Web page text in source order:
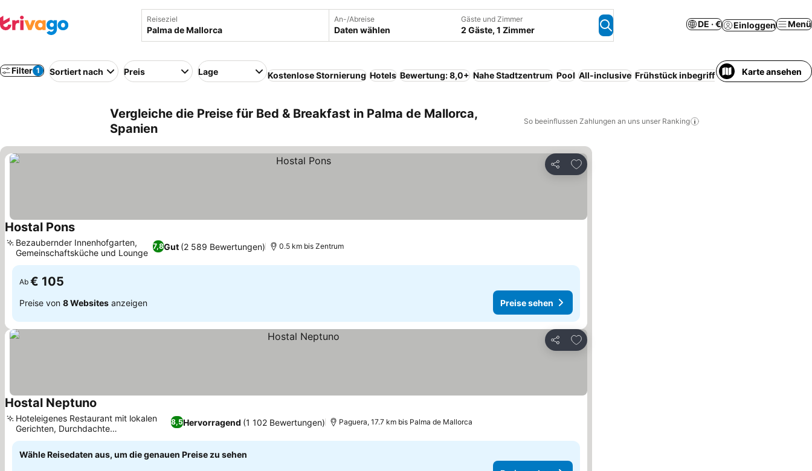
Reiseziel An-/Abreise
Daten wählen
Gäste und Zimmer
2 Gäste, 1 Zimmer
DE · € Einloggen Menü
Filter 1 Sortiert nach Preis Lage Kostenlose Stornierung Hotels Bewertung: 8,0+ Nahe Stadtzentrum Pool All-inclusive Frühstück inbegriffen Halbpension Strand
Karte ansehen
Vergleiche die Preise für Bed & Breakfast in Palma de Mallorca,
Spanien
So beeinflussen Zahlungen an uns unser Ranking
Teilen
Zu Favoriten hinzufügen
Hostal Pons
7,8Gut (2 589 Bewertungen)
Bezaubernder Innenhofgarten,
Gemeinschaftsküche und Lounge
0.5 km bis Zentrum
Ab € 105
Preise von 8 Websites anzeigen Preise sehen
Teilen
Zu Favoriten hinzufügen
Hostal Neptuno
8,5Hervorragend (1 102 Bewertungen)
Hoteleigenes Restaurant mit lokalen
Gerichten, Durchdachte
Annehmlichkeiten für Familien
Paguera, 17.7 km bis Palma de Mallorca
Wähle Reisedaten aus, um die genauen Preise zu sehen